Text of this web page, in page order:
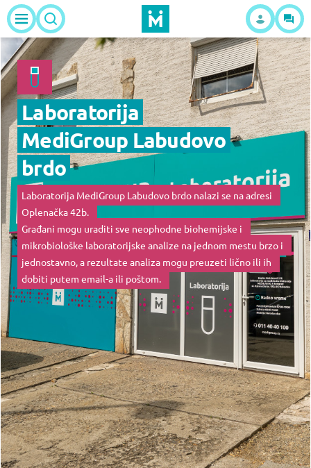
Laboratorija
MediGroup Labudovo
brdo
Laboratorija MediGroup Labudovo brdo nalazi se na adresi
Oplenačka 42b.
Građani mogu uraditi sve neophodne biohemijske i
mikrobiološke laboratorijske analize na jednom mestu brzo i
jednostavno, a rezultate analiza mogu preuzeti lično ili ih
dobiti putem email-a ili poštom.